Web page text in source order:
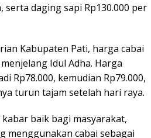
serta daging sapi Rp130.000 per
Kabupaten Pati, harga cabai
Idul Adha. Harga
Rp78.000, kemudian Rp79.000,
turun tajam setelah hari raya.
baik bagi masyarakat,
menggunakan cabai sebagai